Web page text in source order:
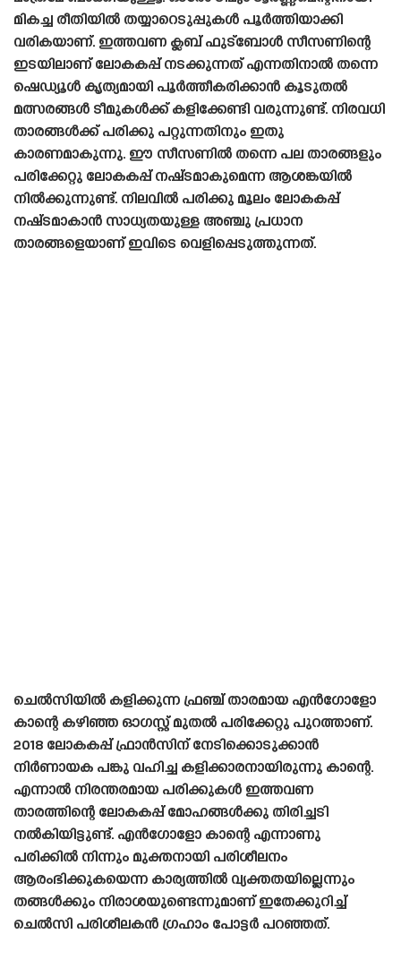
മികച്ച രീതിയിൽ തയ്യാറെടുപ്പുകൾ പൂർത്തിയാക്കി
വരികയാണ്. ഇത്തവണ ക്ലബ് ഫുട്ബോൾ സീസണിന്റെ
ഇടയിലാണ് ലോകകപ്പ് നടക്കുന്നത് എന്നതിനാൽ തന്നെ
ഷെഡ്യൂൾ കൃത്യമായി പൂർത്തീകരിക്കാൻ കൂടുതൽ
മത്സരങ്ങൾ ടീമുകൾക്ക് കളിക്കേണ്ടി വരുന്നുണ്ട്. നിരവധി
താരങ്ങൾക്ക് പരിക്കു പറ്റുന്നതിനും ഇതു
കാരണമാകുന്നു. ഈ സീസണിൽ തന്നെ പല താരങ്ങളും
പരിക്കേറ്റു ലോകകപ്പ് നഷ്‌ടമാകുമെന്ന ആശങ്കയിൽ
നിൽക്കുന്നുണ്ട്. നിലവിൽ പരിക്കു മൂലം ലോകകപ്പ്
നഷ്‌ടമാകാൻ സാധ്യതയുള്ള അഞ്ചു പ്രധാന
താരങ്ങളെയാണ് ഇവിടെ വെളിപ്പെടുത്തുന്നത്.
ചെൽസിയിൽ കളിക്കുന്ന ഫ്രഞ്ച് താരമായ എൻഗോളോ
കാന്റെ കഴിഞ്ഞ ഓഗസ്റ്റ് മുതൽ പരിക്കേറ്റു പുറത്താണ്.
2018 ലോകകപ്പ് ഫ്രാൻസിന് നേടിക്കൊടുക്കാൻ
നിർണായക പങ്കു വഹിച്ച കളിക്കാരനായിരുന്നു കാന്റെ.
എന്നാൽ നിരന്തരമായ പരിക്കുകൾ ഇത്തവണ
താരത്തിന്റെ ലോകകപ്പ് മോഹങ്ങൾക്കു തിരിച്ചടി
നൽകിയിട്ടുണ്ട്. എൻഗോളോ കാന്റെ എന്നാണു
പരിക്കിൽ നിന്നും മുക്തനായി പരിശീലനം
ആരംഭിക്കുകയെന്ന കാര്യത്തിൽ വ്യക്തതയില്ലെന്നും
തങ്ങൾക്കും നിരാശയുണ്ടെന്നുമാണ് ഇതേക്കുറിച്ച്
ചെൽസി പരിശീലകൻ ഗ്രഹാം പോട്ടർ പറഞ്ഞത്.